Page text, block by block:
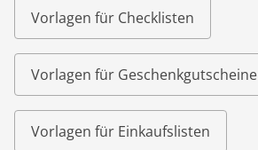
Vorlagen für Checklisten
Vorlagen für Geschenkgutscheine
Vorlagen für Einkaufslisten